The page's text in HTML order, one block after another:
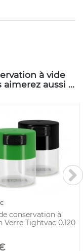
à vide
aussi ...
conservation à
Verre Tightvac 0.120